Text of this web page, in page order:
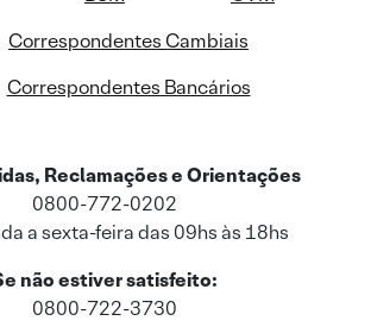
Correspondentes Cambiais
Correspondentes Bancários
Reclamações e Orientações
0800-772-0202
a sexta-feira das 09hs às 18hs
não estiver satisfeito:
0800-722-3730